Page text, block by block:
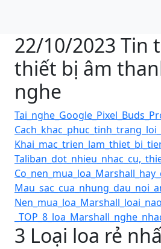
22/10/2023 Tin
thiết bị âm
nghe
3 Loại loa rẻ